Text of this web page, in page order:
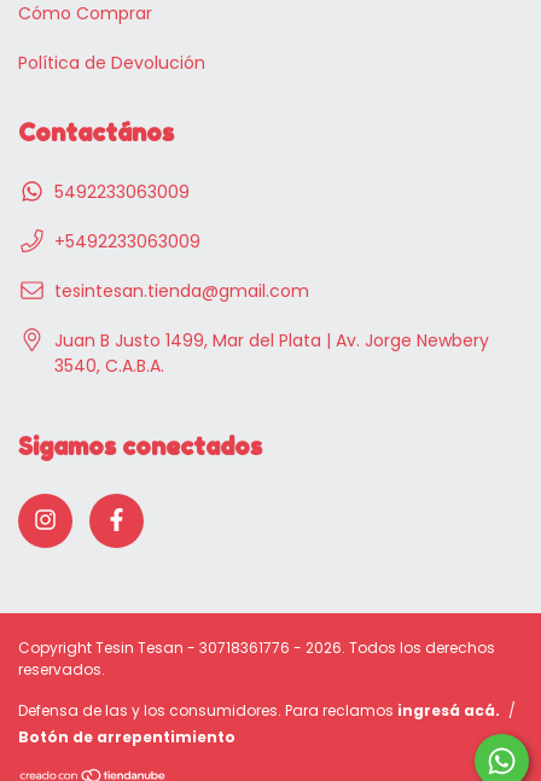
Cómo Comprar
Política de Devolución
Contactános
5492233063009
+5492233063009
tesintesan.tienda@gmail.com
Juan B Justo 1499, Mar del Plata | Av. Jorge Newbery
3540, C.A.B.A.
Sigamos conectados
Copyright Tesin Tesan - 30718361776 - 2026. Todos los derechos
reservados.
Defensa de las y los consumidores. Para reclamos ingresá acá. /
Botón de arrepentimiento